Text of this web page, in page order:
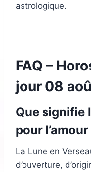
astrologique.
FAQ –
jour 08
Que signifie
pour l’amour
La Lune en
d’ouverture,